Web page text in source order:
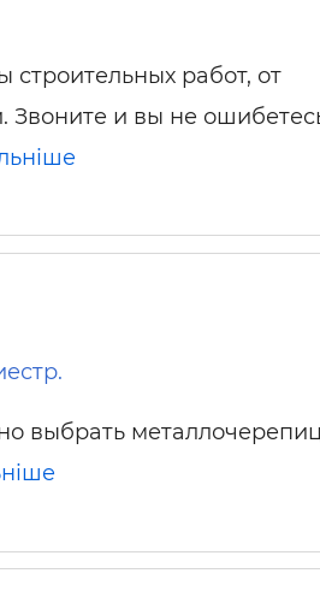
работ, от
и вы не
выбрать